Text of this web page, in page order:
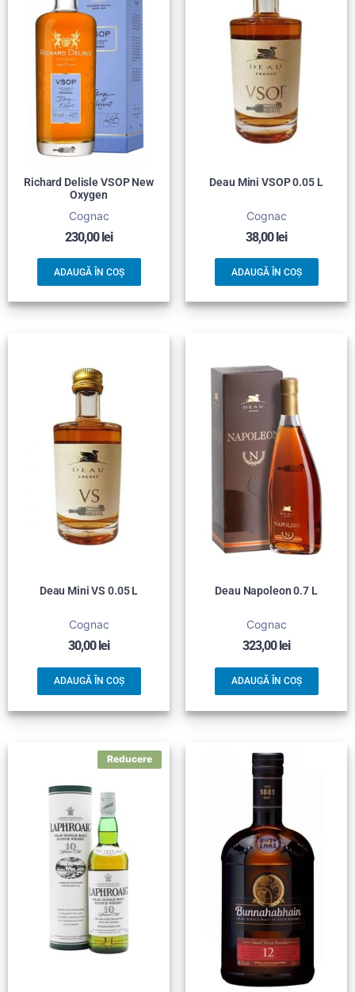
Richard Delisle VSOP New
Oxygen
Cognac
230,00lei
ADAUGĂ ÎN COȘ
Deau Mini VSOP 0.05 L
Cognac
38,00lei
ADAUGĂ ÎN COȘ
Deau Mini VS 0.05 L
Cognac
30,00 lei
ADAUGĂ ÎN COȘ
Deau Napoleon 0.7 L
Cognac
323,00 lei
ADAUGĂ ÎN COȘ